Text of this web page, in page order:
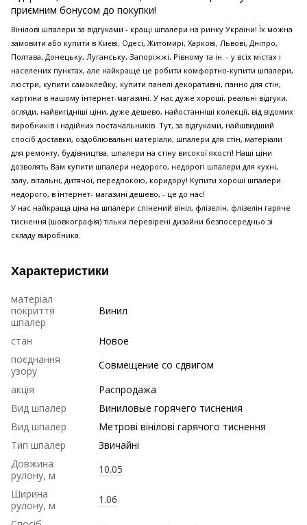
приємним бонусом до покупки!
Вінілові шпалери за відгуками - кращі шпалери на ринку України! Їх можна
замовити або купити в Києві, Одесі, Житомирі, Харкові, Львові, Дніпро,
Полтава, Донецьку, Луганську, Запоріжжі, Рівному та ін. - у всіх містах і
населених пунктах, але найкраще це робити комфортно-купити шпалери,
люстри, купити самоклейку, купити панелі декоративні, панно для стін,
картини в нашому інтернет-магазині. У нас дуже хороші, реальні відгуки,
огляди, найвигідніші ціни, дуже дешево, найостанніші колекції, від відомих
виробників і надійних постачальників. Тут, за відгуками, найшвидший
спосіб доставки, оздоблювальні матеріали, шпалери для стін, матеріали
для ремонту, будівництва, шпалери на стіну високої якості! Наші ціни
дозволять Вам купити шпалери недорого, недорогі шпалери для кухні,
залу, вітальні, дитячої, передпокою, коридору! Купити хороші шпалери
недорого, в інтернет- магазині дешево, - це до нас!
У нас найкраща ціна на шпалери спінений вініл, флізелін, флізелін гаряче
тиснення (шовкографія) тільки перевірені дизайни безпосередньо зі
складу виробника.
Характеристики
матеріал
покриття
шпалер
Винил
стан
Новое
поєднання
узору
Совмещение со сдвигом
акція
Распродажа
Вид шпалер
Виниловые горячего тиснения
Вид шпалер
Метрові вінілові гарячого тиснення
Тип шпалер
Звичайні
Довжина
рулону, м
10.05
Ширина
рулону, м
1.06